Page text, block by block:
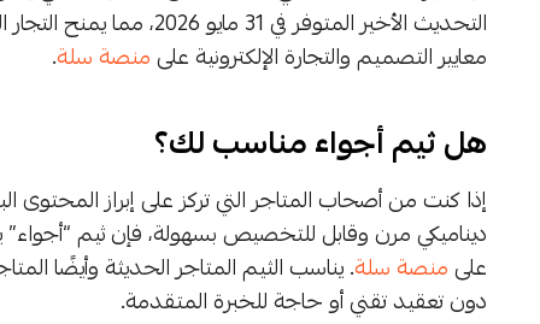
التحديث الأخير المتوفر
معايير التصميم والتجارة الإلكترونية علىمنصة سلة.
هل ثيم أجواء مناسب لك؟
إذا كنت من أصحاب المتاجر التي تركز على إبراز
ديناميكي مرن وقابل للتخصيص بسهولة، فإن ثيم
علىمنصة سلة. يناسب الثيم المتاجر الحديثة وأيضًا
دون تعقيد تقني أو حاجة للخبرة المتقدمة.